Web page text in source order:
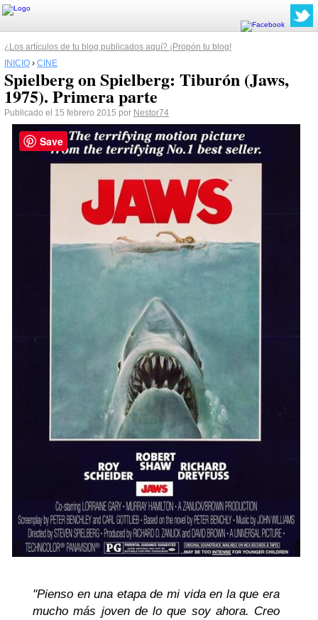
¿Los artículos de tu blog publicados aquí? ¡Propón tu blog!
INICIO › CINE
Spielberg on Spielberg: Tiburón (Jaws,
1975). Primera parte
Publicado el 15 febrero 2015 por Nestor74
"Pienso en una etapa de mi vida en la que era
mucho más joven de lo que soy ahora. Creo
Save